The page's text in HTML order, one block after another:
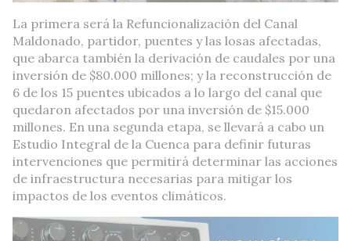
La primera será la Refuncionalización del Canal
Maldonado, partidor, puentes y las losas afectadas,
que abarca también la derivación de caudales por una
inversión de $80.000 millones; y la reconstrucción de
6 de los 15 puentes ubicados a lo largo del canal que
quedaron afectados por una inversión de $15.000
millones. En una segunda etapa, se llevará a cabo un
Estudio Integral de la Cuenca para definir futuras
intervenciones que permitirá determinar las acciones
de infraestructura necesarias para mitigar los
impactos de los eventos climáticos.